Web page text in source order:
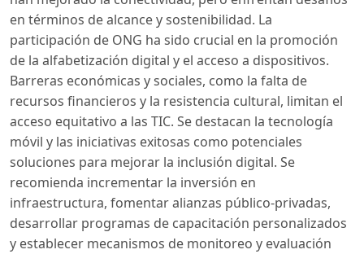
en términos de alcance y sostenibilidad. La
participación de ONG ha sido crucial en la promoción
de la alfabetización digital y el acceso a dispositivos.
Barreras económicas y sociales, como la falta de
recursos financieros y la resistencia cultural, limitan el
acceso equitativo a las TIC. Se destacan la tecnología
móvil y las iniciativas exitosas como potenciales
soluciones para mejorar la inclusión digital. Se
recomienda incrementar la inversión en
infraestructura, fomentar alianzas público-privadas,
desarrollar programas de capacitación personalizados
y establecer mecanismos de monitoreo y evaluación